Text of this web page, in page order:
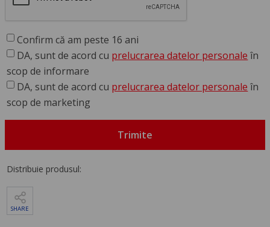
Confirm că am peste 16 ani
DA, sunt de acord cu prelucrarea datelor personale în
scop de informare
DA, sunt de acord cu prelucrarea datelor personale în
scop de marketing
Trimite
Distribuie produsul:
SHARE